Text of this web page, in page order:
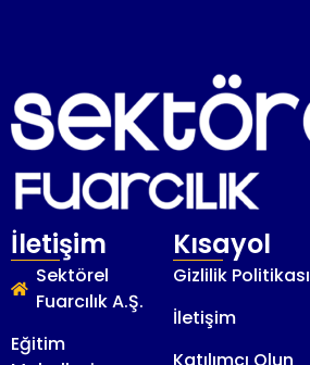
İletişim
Sektörel
Fuarcılık A.Ş.
Eğitim
Kısayol
Gizlilik Politikası
İletişim
Katılımcı Olun